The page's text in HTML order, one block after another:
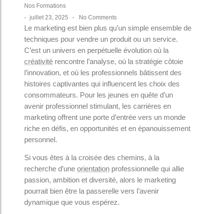
Nos Formations
- juillet 23, 2025 - No Comments
Le marketing est bien plus qu’un simple ensemble de
techniques pour vendre un produit ou un service.
C’est un univers en perpétuelle évolution où la
créativité rencontre l’analyse, où la stratégie côtoie
l’innovation, et où les professionnels bâtissent des
histoires captivantes qui influencent les choix des
consommateurs. Pour les jeunes en quête d’un
avenir professionnel stimulant, les carrières en
marketing offrent une porte d’entrée vers un monde
riche en défis, en opportunités et en épanouissement
personnel.
Si vous êtes à la croisée des chemins, à la
recherche d’une orientation professionnelle qui allie
passion, ambition et diversité, alors le marketing
pourrait bien être la passerelle vers l’avenir
dynamique que vous espérez.